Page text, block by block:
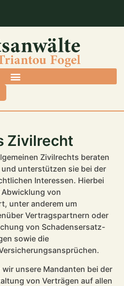
Zivilrecht
Zivilrechts beraten
unterstützen sie bei der
Interessen. Hierbei
von
unter anderem um
Vertragspartnern oder
von Schadensersatz-
sowie die
unsere Mandanten bei der
von Verträgen auf allen